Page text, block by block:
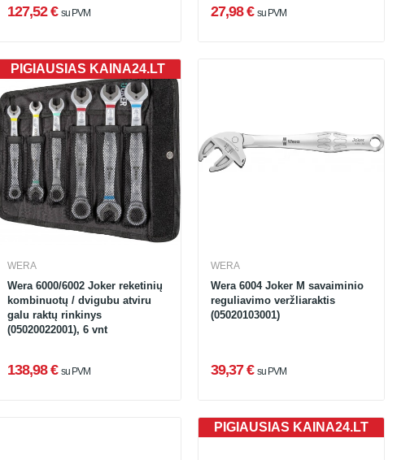
127,52 € su PVM 27,98 € su PVM
PIGIAUSIAS KAINA24.LT
WERA
Wera 6000/6002 Joker reketinių
kombinuotų / dvigubu atviru
galu raktų rinkinys
(05020022001), 6 vnt
138,98 € su PVM
WERA
Wera 6004 Joker M savaiminio
reguliavimo veržliaraktis
(05020103001)
39,37 € su PVM
PIGIAUSIAS KAINA24.LT